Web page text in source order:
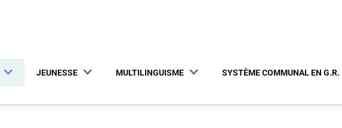
JEUNESSE MULTILINGUISME SYSTÈME COMMUNAL EN G.R.